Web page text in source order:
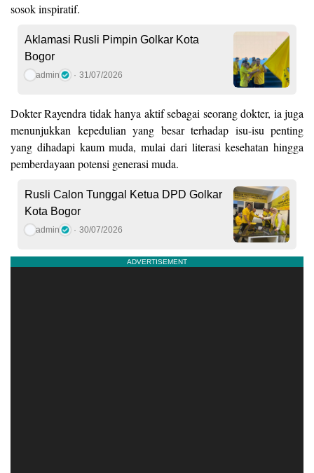
sosok inspiratif.
Aklamasi Rusli Pimpin Golkar Kota
Bogor
admin 31/07/2026
Dokter Rayendra tidak hanya aktif sebagai seorang dokter, ia juga
menunjukkan kepedulian yang besar terhadap isu-isu penting
yang dihadapi kaum muda, mulai dari literasi kesehatan hingga
pemberdayaan potensi generasi muda.
Rusli Calon Tunggal Ketua DPD Golkar
Kota Bogor
admin 30/07/2026